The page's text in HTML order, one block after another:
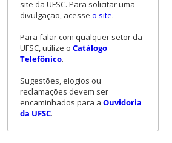
site da UFSC. Para solicitar uma
divulgação, acesse o site.
Para falar com qualquer setor da
UFSC, utilize o Catálogo
Telefônico.
Sugestões, elogios ou
reclamações devem ser
encaminhados para a Ouvidoria
da UFSC.